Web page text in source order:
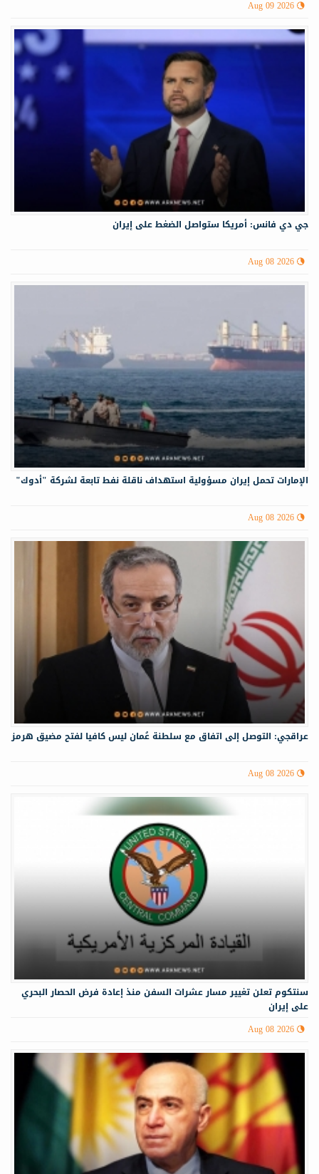
Aug 09 2026
جي دي فانس: أمريكا ستواصل الضغط على إيران
Aug 08 2026
الإمارات تحمل إيران مسؤولية استهداف ناقلة نفط تابعة لشركة "أدوك"
Aug 08 2026
عراقجي: التوصل إلى اتفاق مع سلطنة عُمان ليس كافيا لفتح مضيق هرمز
Aug 08 2026
سنتكوم تعلن تغيير مسار عشرات السفن منذ إعادة فرض الحصار البحري
على إيران
Aug 08 2026